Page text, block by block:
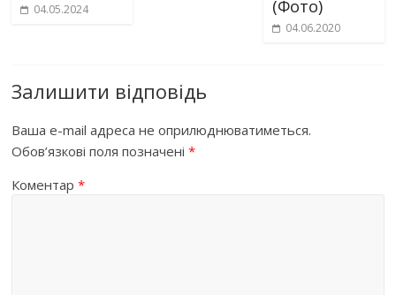
04.05.2024
(Фото)
04.06.2020
Залишити відповідь
Ваша e-mail адреса не оприлюднюватиметься.
Обов’язкові поля позначені*
Коментар*